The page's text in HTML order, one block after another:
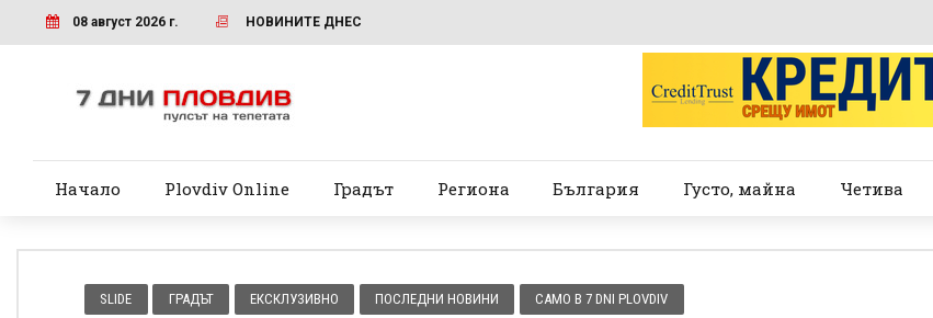
08 август 2026 г. НОВИНИТЕ ДНЕС
Начало Plovdiv Online Градът Региона България Густо, майна Четива
SLIDE ГРАДЪТ ЕКСКЛУЗИВНО ПОСЛЕДНИ НОВИНИ САМО В 7 DNI PLOVDIV